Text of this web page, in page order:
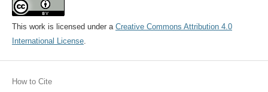
This work is licensed under a Creative Commons Attribution 4.0
International License.
How to Cite